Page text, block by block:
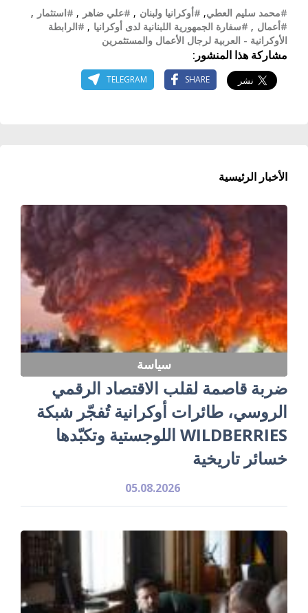
#محمد سليم العطي, #أوكرانيا ولبنان , #علي ضاهر , #استثمار ,
#أعمال , #سفارة الجمهورية اللبنانية لدى أوكرانيا , #الرابطة
الأوكرانية - العربية لرجال الأعمال والمستثمرين
مشاركة هذا المنشور:
SHARE
TELEGRAM
الأخبار الرئيسية
سياسة
ضربة قاصمة لقلب الاقتصاد الرقمي
الروسي، طائرات أوكرانية تُفجّر شبكة
WILDBERRIES اللوجستية وتكبّدها
خسائر تاريخية
05.08.2026